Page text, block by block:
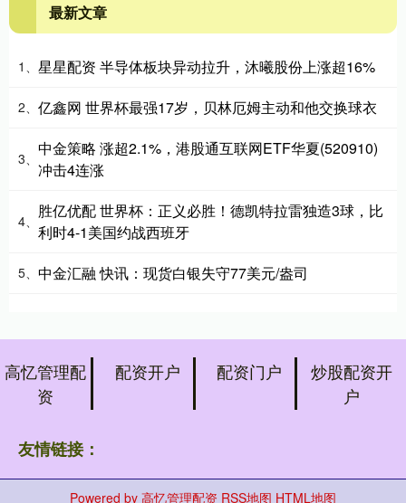
最新文章
1、 星星配资 半导体板块异动拉升，沐曦股份上涨超16%
2、 亿鑫网 世界杯最强17岁，贝林厄姆主动和他交换球衣
3、
中金策略 涨超2.1%，港股通互联网ETF华夏(520910)
冲击4连涨
4、
胜亿优配 世界杯：正义必胜！德凯特拉雷独造3球，比
利时4-1美国约战西班牙
5、 中金汇融 快讯：现货白银失守77美元/盎司
高忆管理配
资
配资开户 配资门户
炒股配资开
户
友情链接：
Powered by 高忆管理配资 RSS地图 HTML地图